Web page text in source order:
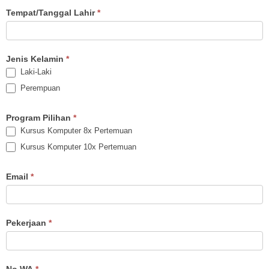
office
Tempat/Tanggal Lahir*
Jenis Kelamin *
Laki-Laki
Perempuan
Program Pilihan *
Kursus Komputer 8x Pertemuan
Kursus Komputer 10x Pertemuan
Email *
Pekerjaan *